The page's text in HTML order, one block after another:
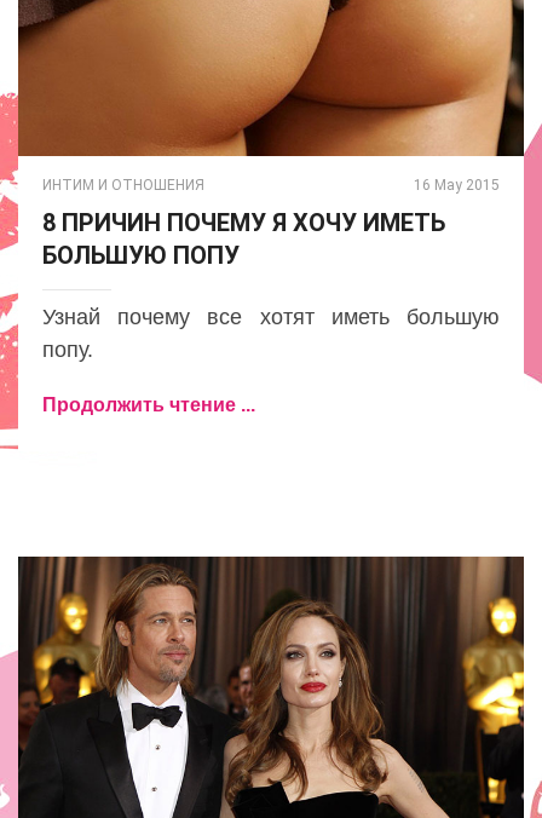
ИНТИМ И ОТНОШЕНИЯ 16 May 2015
8 ПРИЧИН ПОЧЕМУ Я ХОЧУ ИМЕТЬ
БОЛЬШУЮ ПОПУ
Узнай почему все хотят иметь большую
попу.
Продолжить чтение ...